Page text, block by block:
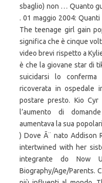
sbaglio) non … Quanto
. 01 maggio 2004:
The teenage girl gain
significa che è cinque
video brevi rispetto a
è che la giovane star di
suicidarsi lo
ricoverata in ospedale
postare presto. Kio
l’aumento di
aumentava la sua
) Dove Ã¨ nato Addison
intertwined with her
integrante do Now
Biography/Age/Parents.